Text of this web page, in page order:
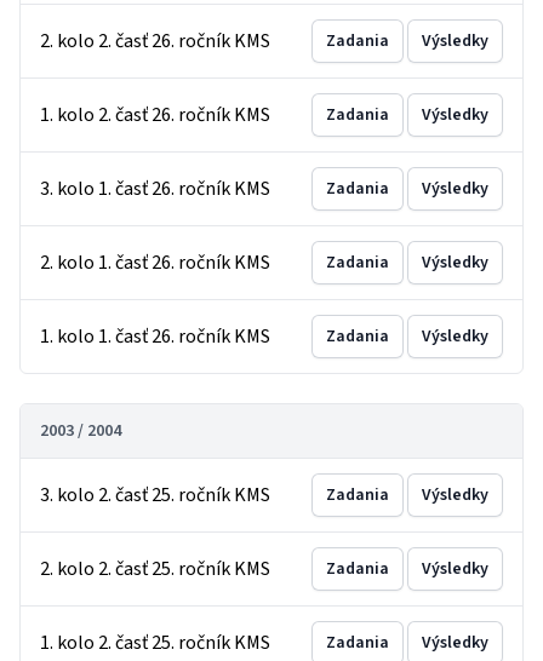
2. kolo 2. časť 26. ročník KMS Zadania Výsledky
1. kolo 2. časť 26. ročník KMS Zadania Výsledky
3. kolo 1. časť 26. ročník KMS Zadania Výsledky
2. kolo 1. časť 26. ročník KMS Zadania Výsledky
1. kolo 1. časť 26. ročník KMS Zadania Výsledky
2003 / 2004
3. kolo 2. časť 25. ročník KMS Zadania Výsledky
2. kolo 2. časť 25. ročník KMS Zadania Výsledky
1. kolo 2. časť 25. ročník KMS Zadania Výsledky